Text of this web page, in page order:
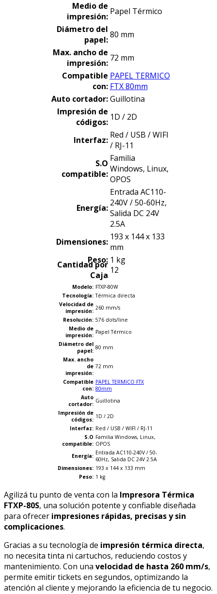
Medio de
impresión: Papel Térmico
Diámetrodel
papel: 80 mm
Max. ancho de
impresión: 72 mm
Compatible
con:
PAPEL TERMICO
FTX 80mm
Auto cortador: Guillotina
Impresión de
códigos: 1D / 2D
Interfaz: Red / USB / WIFI
/ RJ-11
S.O
compatible:
Familia
Windows, Linux,
OPOS
Energía:
Entrada AC110-
240V / 50-60Hz,
Salida DC 24V
2.5A
Dimensiones: 193 x 144 x 133
mm
Peso: 1 kg
Cantidad por
Caja 12
Modelo: FTXP-80W
Tecnología: Térmica directa
Velocidad de
impresión: 260 mm/s
Resolución: 576 dots/line
Medio de
impresión: Papel Térmico
Diámetro del
papel: 80 mm
Max. ancho
de
impresión:
72 mm
Compatible
con:
PAPEL TERMICO FTX
80mm
Auto
cortador: Guillotina
Impresión de
códigos: 1D / 2D
Interfaz: Red / USB / WIFI / RJ-11
S.O
compatible:
Familia Windows, Linux,
OPOS
Energía: Entrada AC110-240V / 50-
60Hz, Salida DC 24V 2.5A
Dimensiones: 193 x 144 x 133 mm
Peso: 1 kg
Agilizá tu punto de venta con la Impresora Térmica
FTXP-80S, una solución potente y confiable diseñada
para ofrecer impresiones rápidas, precisas y sin
complicaciones.
Gracias a su tecnología de impresión térmica directa,
no necesita tinta ni cartuchos, reduciendo costos y
mantenimiento. Con una velocidad de hasta 260 mm/s,
permite emitir tickets en segundos, optimizando la
atención al cliente y mejorando la eficiencia de tu negocio.